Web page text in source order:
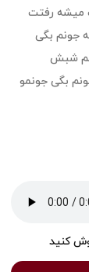
میشه رفتت
جونم بگی
شبش
بگی جونمو
کنید